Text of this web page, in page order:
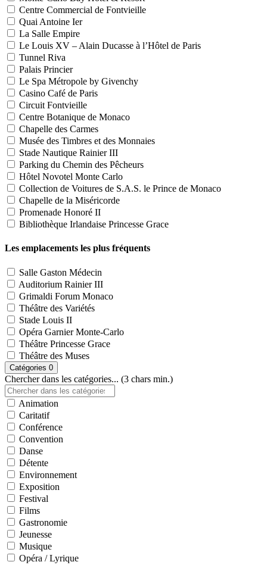
Centre Commercial de Fontvieille
Quai Antoine Ier
La Salle Empire
Le Louis XV – Alain Ducasse à l’Hôtel de Paris
Tunnel Riva
Palais Princier
Le Spa Métropole by Givenchy
Casino Café de Paris
Circuit Fontvieille
Centre Botanique de Monaco
Chapelle des Carmes
Musée des Timbres et des Monnaies
Stade Nautique Rainier III
Parking du Chemin des Pêcheurs
Hôtel Novotel Monte Carlo
Collection de Voitures de S.A.S. le Prince de Monaco
Chapelle de la Miséricorde
Promenade Honoré II
Bibliothèque Irlandaise Princesse Grace
Les emplacements les plus fréquents
Salle Gaston Médecin
Auditorium Rainier III
Grimaldi Forum Monaco
Théâtre des Variétés
Stade Louis II
Opéra Garnier Monte-Carlo
Théâtre Princesse Grace
Théâtre des Muses
Catégories 0
Chercher dans les catégories... (3 chars min.)
Animation
Caritatif
Conférence
Convention
Danse
Détente
Environnement
Exposition
Festival
Films
Gastronomie
Jeunesse
Musique
Opéra / Lyrique